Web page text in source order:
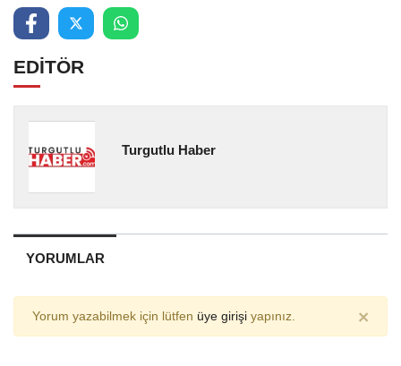
EDİTÖR
Turgutlu Haber
YORUMLAR
Yorum yazabilmek için lütfen üye girişi yapınız. ×